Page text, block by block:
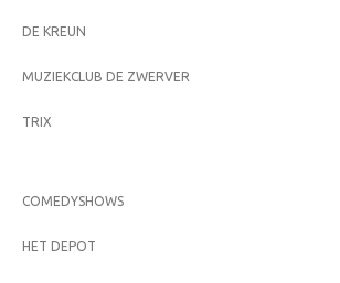
DE KREUN
MUZIEKCLUB DE ZWERVER
TRIX
COMEDYSHOWS
HET DEPOT